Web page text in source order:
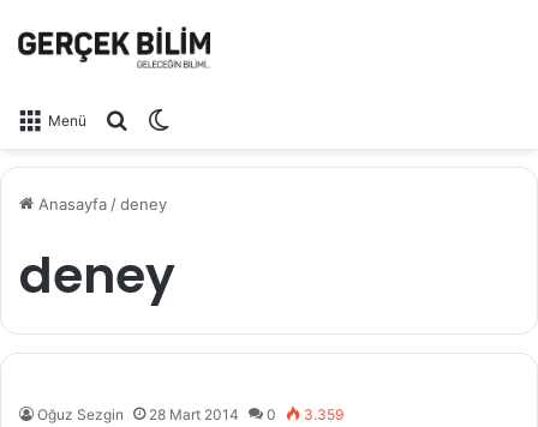
Menü Arama yap ...
Anasayfa /deney
deney
Oğuz Sezgin 28 Mart 2014 0 3.359